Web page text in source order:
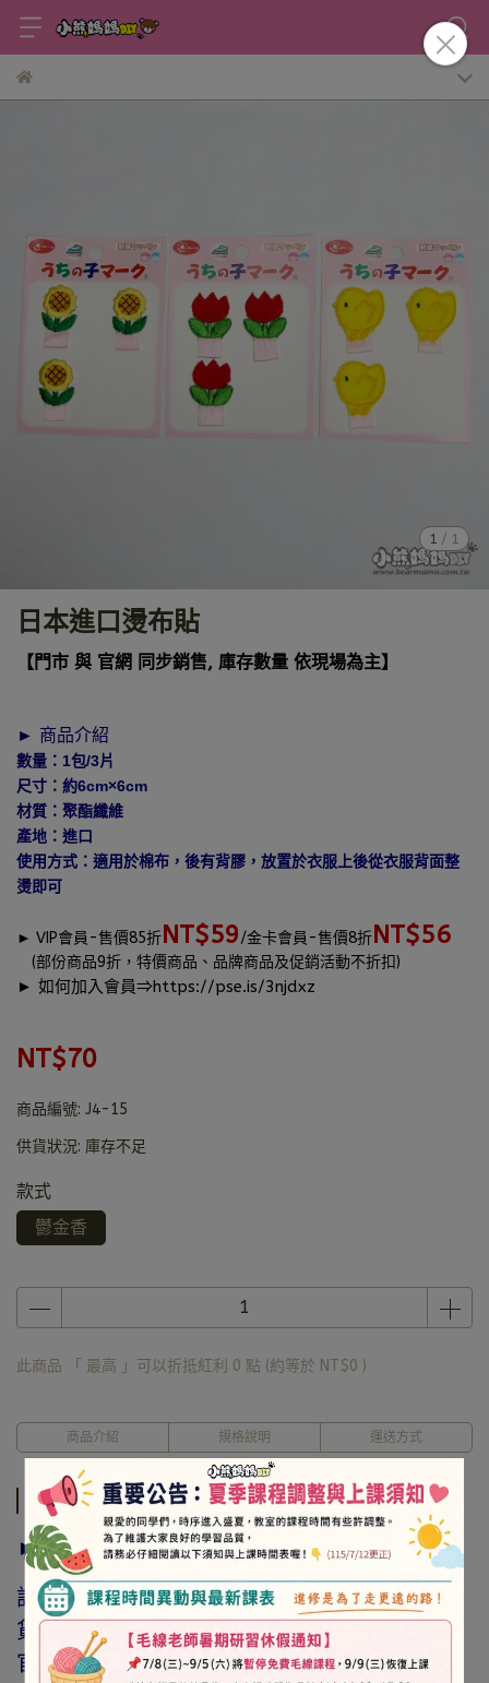
1 / 1
日本進口燙布貼
【門市 與 官網 同步銷售, 庫存數量 依現場為主】
► 商品介紹
數量：1包/3片
尺寸：約6cm×6cm
材質：聚酯纖維
產地：進口
使用方式：適用於棉布，後有背膠，放置於衣服上後從衣服背面整
燙即可
► VIP會員-售價85折 NT$59/金卡會員-售價8折 NT$56
(部份商品9折，特價商品、品牌商品及促銷活動不折扣)
► 如何加入會員⇒https://pse.is/3njdxz
NT$70
商品編號: J4-15
供貨狀況: 庫存不足
款式
鬱金香
此商品 「 最高 」可以折抵紅利 0 點 (約等於 NT$0 )
商品介紹 規格說明 運送方式
商品介紹
► 注意事項
訂購前請詳閱「線上訂購流程說明」及「退換
貨需知」，謝謝。
官網與門市同步銷售，如遇缺貨會由專人與您